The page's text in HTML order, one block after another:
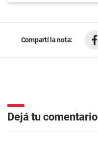
Compartí la nota:
Dejá tu comentario